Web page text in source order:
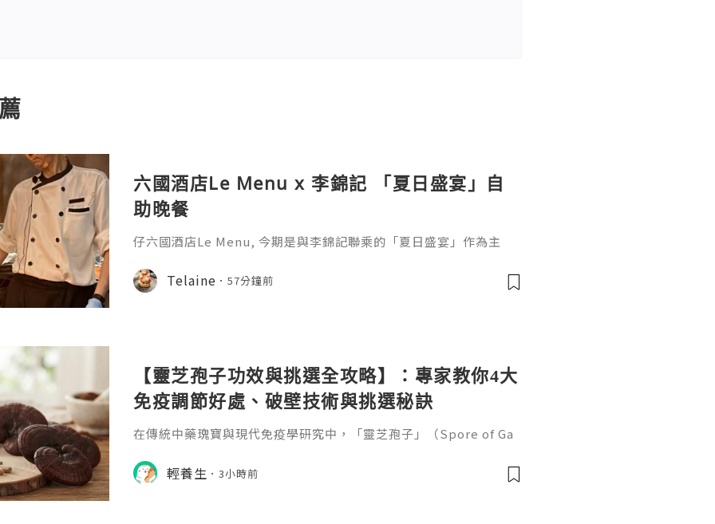
六國酒店Le Menu x 李錦記 「夏日盛宴」自
助晚餐
仔六國酒店Le Menu, 今期是與李錦記聯乘的「夏日盛宴」作為主
李錦記聯乘推出特色菜式，將李錦記經典醬料融入中西美食中，好有
gimmick, 仲有不同優惠，性價比超高!
Telaine 57分鐘前
【靈芝孢子功效與挑選全攻略】：專家教你4大
免疫調節好處、破壁技術與挑選秘訣
在傳統中藥瑰寶與現代免疫學研究中，「靈芝孢子」（Spore of Ga
於追求全面提升免疫力、改善睡眠質素、抵抗疲勞及日常抗衰老的都
市人而言，是備受推崇的頂級保健聖品。
輕養生 3小時前